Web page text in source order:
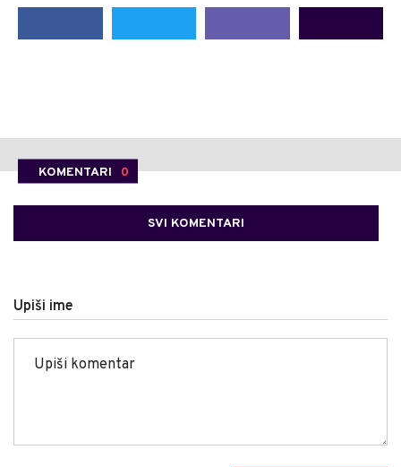
KOMENTARI 0
SVI KOMENTARI
Upiši ime